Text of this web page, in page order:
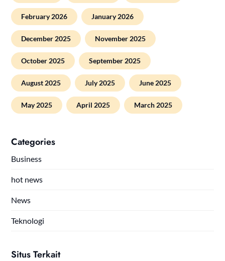
February 2026 January 2026
December 2025 November 2025
October 2025 September 2025
August 2025 July 2025 June 2025
May 2025 April 2025 March 2025
Categories
Business
hot news
News
Teknologi
Situs Terkait